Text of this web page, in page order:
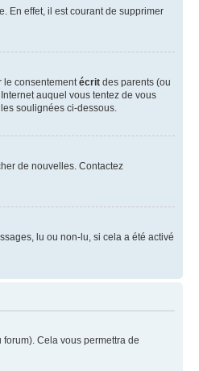
En effet, il est courant de supprimer
le consentement écrit des parents (ou
auquel vous tentez de vous
soulignées ci-dessous.
de nouvelles. Contactez
lu ou non-lu, si cela a été activé
Cela vous permettra de